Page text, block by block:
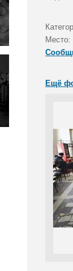
Место:
Ещё